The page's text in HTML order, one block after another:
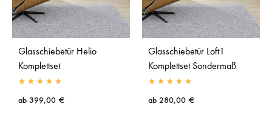
Glasschiebetür Helio
Komplettset
ab 399,00 €
Glasschiebetür Loft1
Komplettset Sondermaß
ab 280,00 €